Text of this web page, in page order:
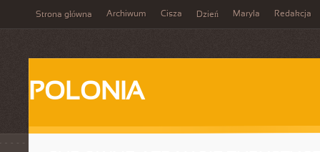
Strona główna Archiwum Cisza Dzień Maryla Redakcja
POLONIA